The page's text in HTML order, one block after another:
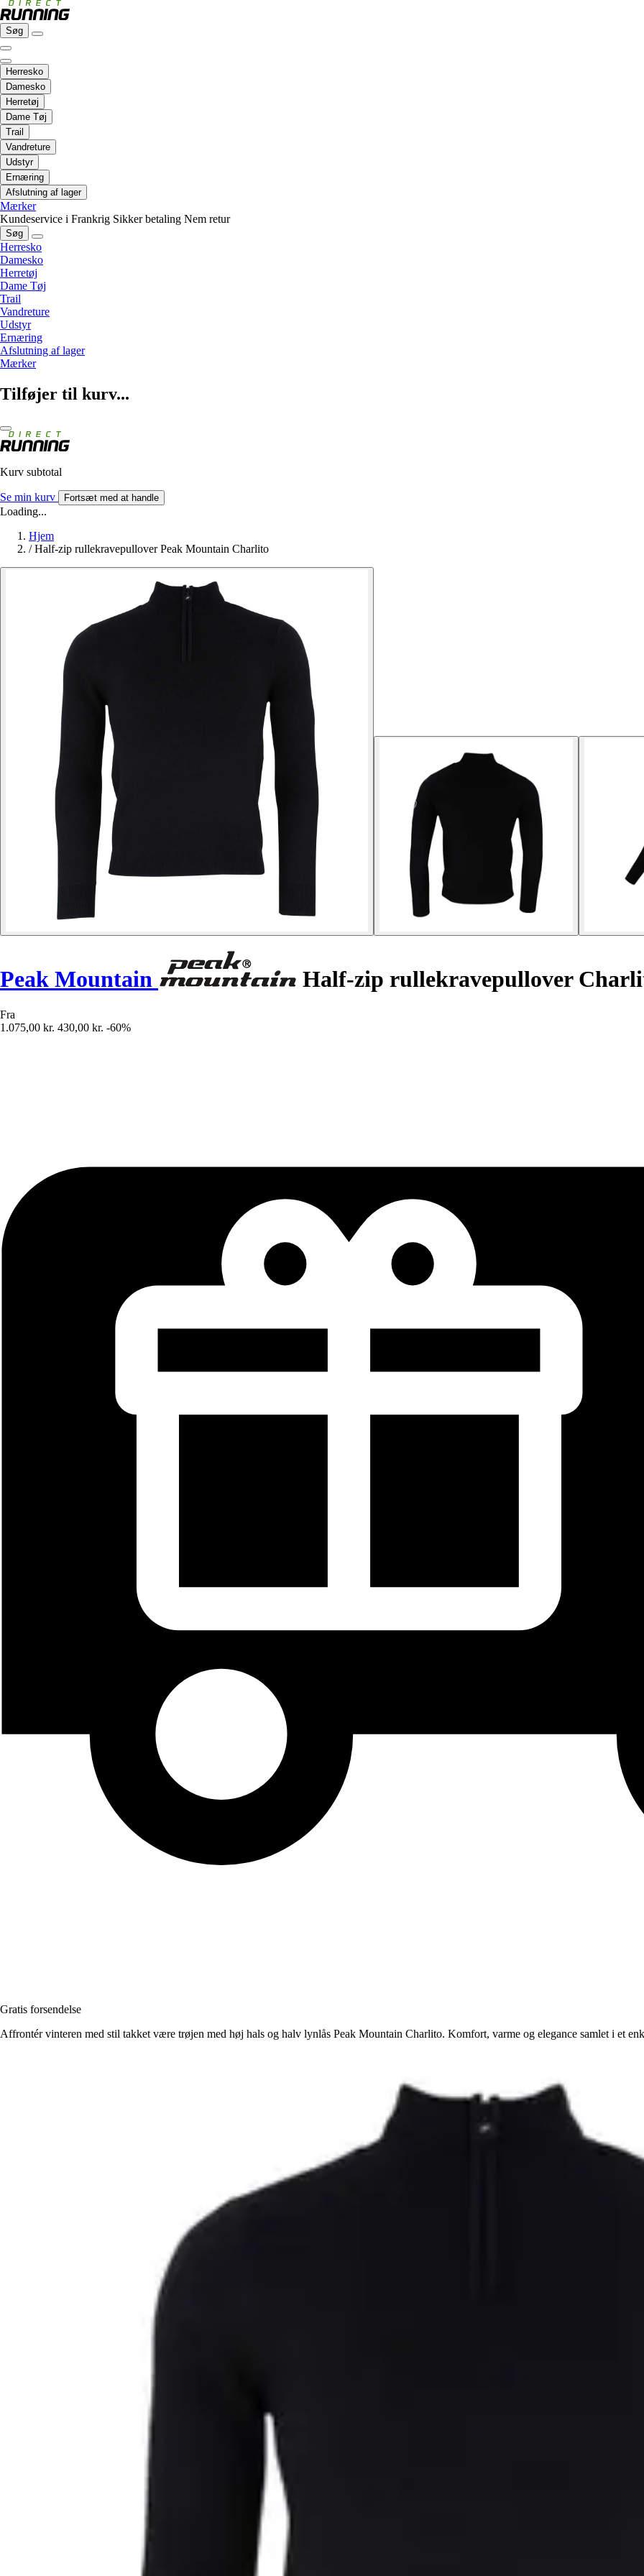
Søg
Herresko
Damesko
Herretøj
Dame Tøj
Trail
Vandreture
Udstyr
Ernæring
Afslutning af lager
Mærker
Kundeservice i Frankrig Sikker betaling Nem retur
Søg
Herresko
Damesko
Herretøj
Dame Tøj
Trail
Vandreture
Udstyr
Ernæring
Afslutning af lager
Mærker
Tilføjer til kurv...
Kurv subtotal
Se min kurv Fortsæt med at handle
Loading...
Hjem
/ Half-zip rullekravepullover Peak Mountain Charlito
Peak Mountain Half-zip rullekravepullover
Fra
1.075,00 kr. 430,00 kr. -60%
Gratis forsendelse
Affrontér vinteren med stil takket være trøjen med høj hals og halv lynlås Peak Mountain Charlito. Komfort, varme og elegance samlet i et